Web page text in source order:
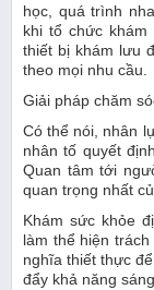
học, quá trình
khi tổ chức
thiết bị khám lưu
theo mọi nhu cầu.
Giải pháp chăm
Có thể nói, nhân
nhân tố quyết
Quan tâm tới
quan trọng nhất
Khám sức khỏe
làm thể hiện
nghĩa thiết thực
đẩy khả năng